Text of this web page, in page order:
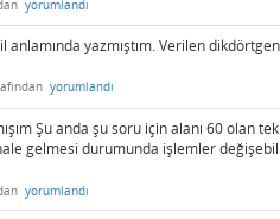
yorumlandı
yazmıştım. Verilen
yorumlandı
Şu anda şu soru için alanı 60 olan
gelmesi durumunda işlemler
yorumlandı